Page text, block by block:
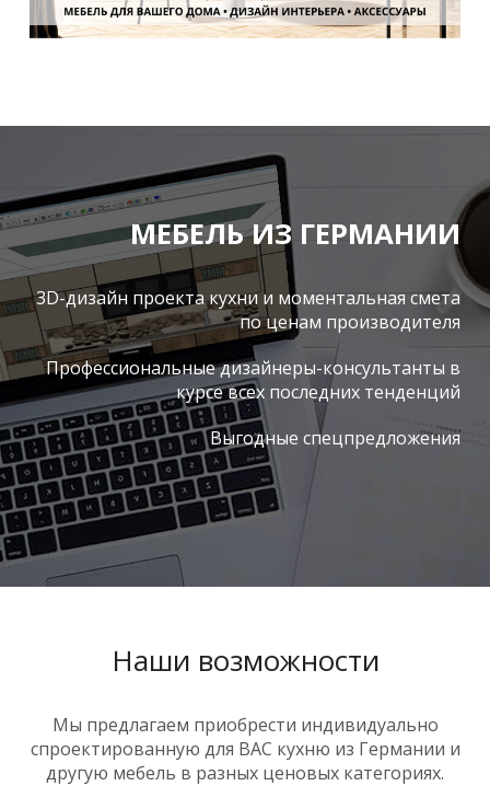
МЕБЕЛЬ ИЗ ГЕРМАНИИ
3D-дизайн проекта кухни и моментальная смета
по ценам производителя
Профессиональные дизайнеры-консультанты в
курсе всех последних тенденций
Выгодные спецпредложения
Наши возможности
Мы предлагаем приобрести индивидуально
спроектированную для ВАС кухню из Германии и
другую мебель в разных ценовых категориях.